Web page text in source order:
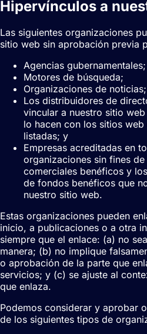
Hipervínculos a
Las siguientes organizaciones
sitio web sin aprobación previa
Agencias gubernamentales;
Motores de búsqueda;
Organizaciones de noticias;
Los distribuidores de
vincular a nuestro sitio
lo hacen con los sitios
listadas; y
Empresas acreditadas en
organizaciones sin fines
comerciales benéficos y
de fondos benéficos que
nuestro sitio web.
Estas organizaciones pueden
inicio, a publicaciones o a otra
siempre que el enlace: (a) no
manera; (b) no implique
o aprobación de la parte que
servicios; y (c) se ajuste al
que enlaza.
Podemos considerar y aprobar
de los siguientes tipos de